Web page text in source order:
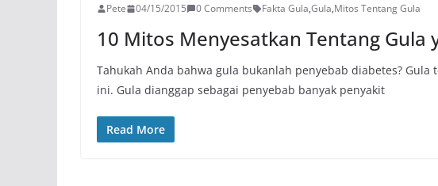
Pete 04/15/2015 0 Comments Fakta Gula,Gula,Mitos Tentang Gula
10 Mitos Menyesatkan Tentang Gula
Tahukah Anda bahwa gula bukanlah penyebab diabetes?
ini. Gula dianggap sebagai penyebab banyak penyakit
Read More